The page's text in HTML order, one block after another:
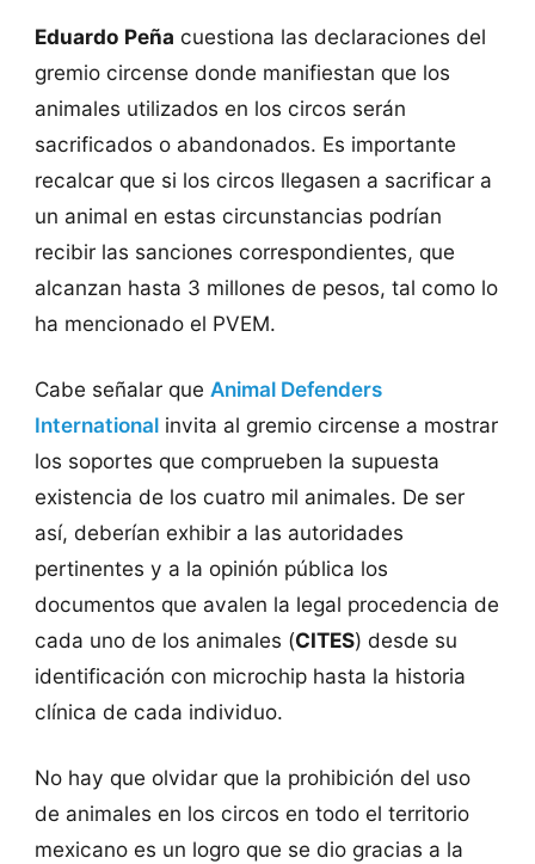
Eduardo Peña cuestiona las declaraciones del
gremio circense donde manifiestan que los
animales utilizados en los circos serán
sacrificados o abandonados. Es importante
recalcar que si los circos llegasen a sacrificar a
un animal en estas circunstancias podrían
recibir las sanciones correspondientes, que
alcanzan hasta 3 millones de pesos, tal como lo
ha mencionado el PVEM.
Cabe señalar que Animal Defenders
Internationalinvita al gremio circense a mostrar
los soportes que comprueben la supuesta
existencia de los cuatro mil animales. De ser
así, deberían exhibir a las autoridades
pertinentes y a la opinión pública los
documentos que avalen la legal procedencia de
cada uno de los animales (CITES) desde su
identificación con microchip hasta la historia
clínica de cada individuo.
No hay que olvidar que la prohibición del uso
de animales en los circos en todo el territorio
mexicano es un logro que se dio gracias a la